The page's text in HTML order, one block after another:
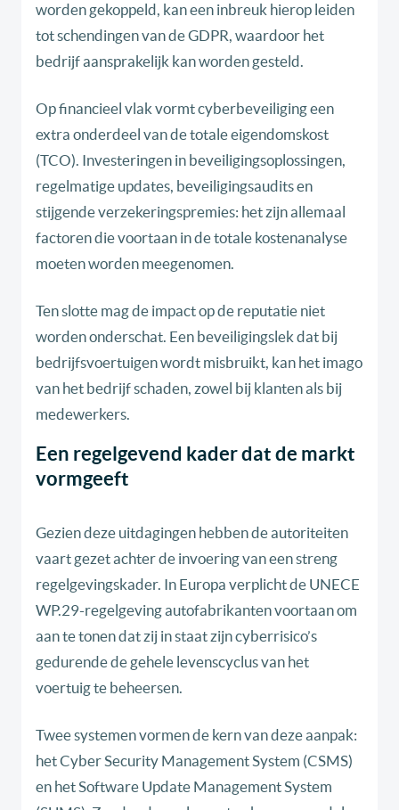
worden gekoppeld, kan een inbreuk hierop leiden
tot schendingen van de GDPR, waardoor het
bedrijf aansprakelijk kan worden gesteld.
Op financieel vlak vormt cyberbeveiliging een
extra onderdeel van de totale eigendomskost
(TCO). Investeringen in beveiligingsoplossingen,
regelmatige updates, beveiligingsaudits en
stijgende verzekeringspremies: het zijn allemaal
factoren die voortaan in de totale kostenanalyse
moeten worden meegenomen.
Ten slotte mag de impact op de reputatie niet
worden onderschat. Een beveiligingslek dat bij
bedrijfsvoertuigen wordt misbruikt, kan het imago
van het bedrijf schaden, zowel bij klanten als bij
medewerkers.
Een regelgevend kader dat de markt
vormgeeft
Gezien deze uitdagingen hebben de autoriteiten
vaart gezet achter de invoering van een streng
regelgevingskader. In Europa verplicht de UNECE
WP.29-regelgeving autofabrikanten voortaan om
aan te tonen dat zij in staat zijn cyberrisico’s
gedurende de gehele levenscyclus van het
voertuig te beheersen.
Twee systemen vormen de kern van deze aanpak:
het Cyber Security Management System (CSMS)
en het Software Update Management System